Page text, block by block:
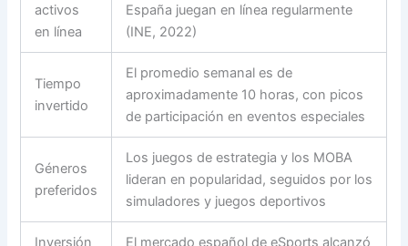
activos
en línea
España juegan en línea regularmente
(INE, 2022)
Tiempo
invertido
El promedio semanal es de
aproximadamente 10 horas, con picos
de participación en eventos especiales
Géneros
preferidos
Los juegos de estrategia y los MOBA
lideran en popularidad, seguidos por los
simuladores y juegos deportivos
Inversión
El mercado español de eSports alcanzó